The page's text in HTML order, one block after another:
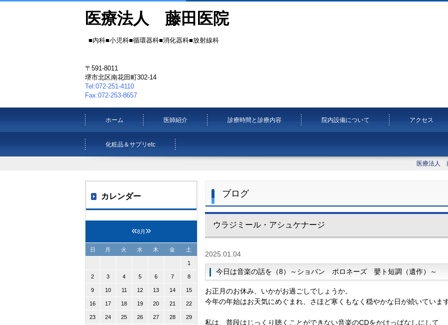
医療法人 藤田医院
■内科■小児科■循環器科■消化器科■放射線科
〒591-8011
堺市北区南花田町302-14
Tel:072-251-4110
Fax:072-253-8657
ホーム 医師紹介 診療時間と診療内容 院内設備について アクセス
化粧品＆サプリetc
医療法人
ブログ
ウラジミール・アシュケナージ
2025.01.04
今日は音楽の話を（8）～ショパン ポロネーズ 嬰ト短調（遺作）～
お正月のお休み、いかがお過ごしでしょうか。
今年の年始はお天気にめぐまれ、さほど寒くもなく穏やかな日が続いていま
私は、普段はじっくり聴くことができない音楽のCDをかけっぱなしにして
カレンダー
«8月 »
日 月 火 水 木 金 土
1
2 3 4 5 6 7 8
9 10 11 12 13 14 15
16 17 18 19 20 21 22
23 24 25 26 27 28 29